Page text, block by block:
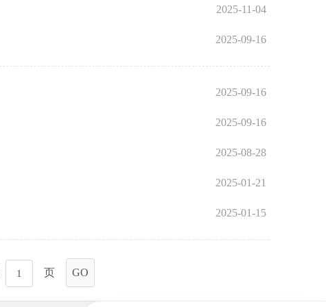
2025-11-04
2025-09-16
2025-09-16
2025-09-16
2025-08-28
2025-01-21
2025-01-15
页 GO